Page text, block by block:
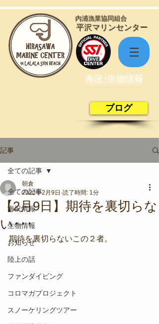
​平沢マリンセンター
​内浦漁業協同組合
海況･生物情報
ブログ
記事
全ての記事
海況情報
生物情報
お知らせ
陸上の話
ファンダイビング
コロマガプロジェクト
スノーケリングツアー
全ての記事
【2月9日】期待を裏切らな
い･･･
朝倉
2022年2月9日 読了時間: 1分
期待を裏切らないこの２者。